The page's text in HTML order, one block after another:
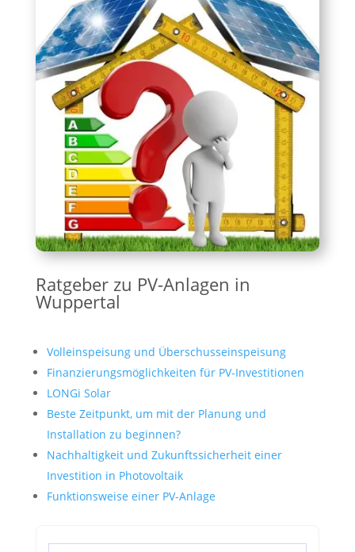
Ratgeber zu PV-Anlagen in
Wuppertal
Volleinspeisung und Überschusseinspeisung
Finanzierungsmöglichkeiten für PV-Investitionen
LONGi Solar
Beste Zeitpunkt, um mit der Planung und
Installation zu beginnen?
Nachhaltigkeit und Zukunftssicherheit einer
Investition in Photovoltaik
Funktionsweise einer PV-Anlage